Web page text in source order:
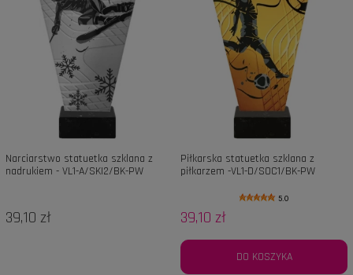
Narciarstwo statuetka szklana z
nadrukiem - VL1-A/SKI2/BK-PW
39,10 zł
Piłkarska statuetka szklana z
piłkarzem -VL1-D/SOC1/BK-PW
5.0
39,10 zł
DO KOSZYKA